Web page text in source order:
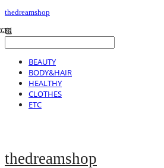
thedreamshop
BEAUTY
BODY&HAIR
HEALTHY
CLOTHES
ETC
thedreamshop